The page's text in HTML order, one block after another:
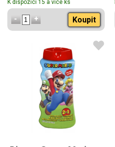
K dispozici 15 a více ks
Koupit